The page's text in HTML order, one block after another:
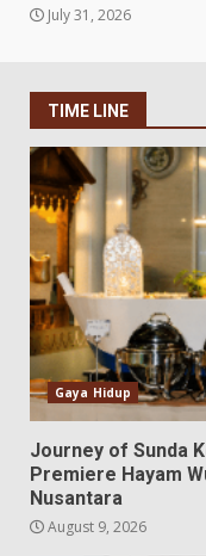
July 31, 2026
TIME LINE
Gaya Hidup
Journey of Sunda
Premiere Hayam
Nusantara
August 9, 2026